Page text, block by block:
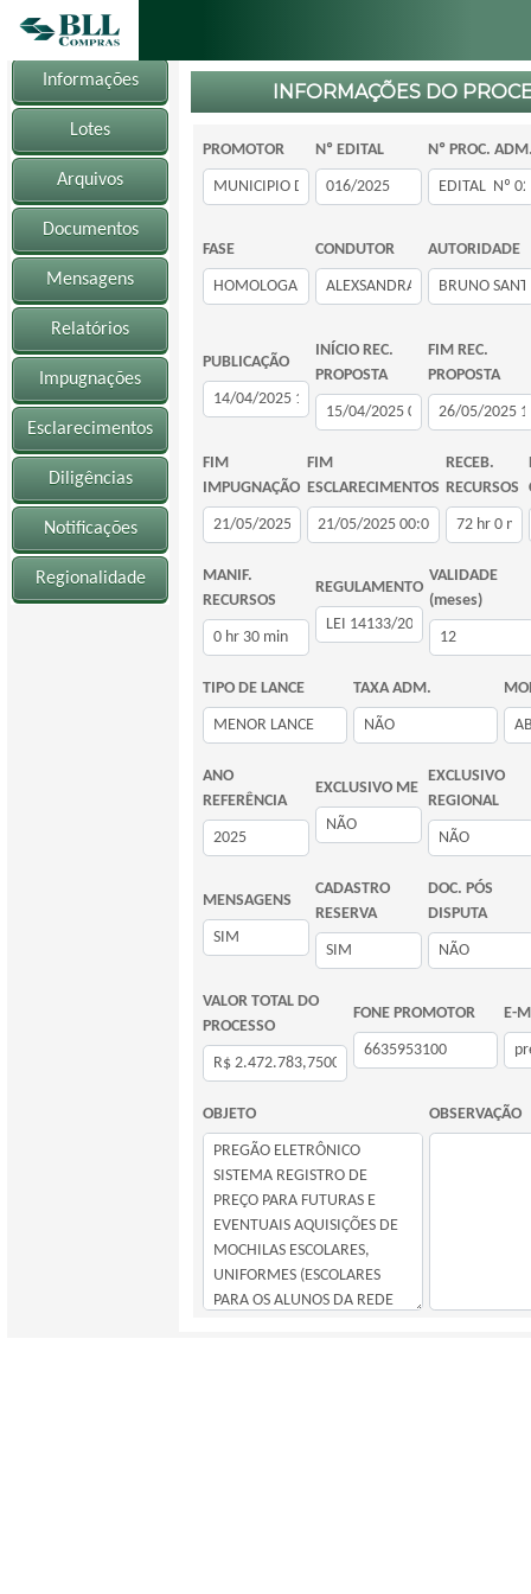
Informações
Lotes
Arquivos
Documentos
Mensagens
Relatórios
Impugnações
Esclarecimentos
Diligências
Notificações
Regionalidade
INFORMAÇÕES DO
PROMOTOR Nº EDITAL Nº PROC.
FASE CONDUTOR AUTORIDADE
PUBLICAÇÃO
INÍCIO REC.
PROPOSTA
FIM REC.
PROPOSTA
FIM
IMPUGNAÇÃO
FIM
ESCLARECIMENTOS
RECEB.
RECURSOS
MANIF.
RECURSOS
REGULAMENTO
VALIDADE
(meses)
TIPO DE LANCE TAXA ADM.
ANO
REFERÊNCIA
EXCLUSIVO ME
EXCLUSIVO
REGIONAL
MENSAGENS
CADASTRO
RESERVA
DOC. PÓS
DISPUTA
VALOR TOTAL DO
PROCESSO
FONE PROMOTOR E-
OBJETO OBSERVAÇÃO